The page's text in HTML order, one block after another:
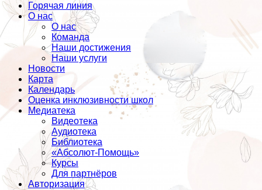
Горячая линия
О нас
О нас
Команда
Наши достижения
Наши услуги
Новости
Карта
Календарь
Оценка инклюзивности школ
Медиатека
Видеотека
Аудиотека
Библиотека
«Абсолют-Помощь»
Курсы
Для партнёров
Авторизация